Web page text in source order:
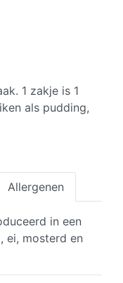
1 zakje is 1
als pudding,
Allergenen
in een
ei, mosterd en